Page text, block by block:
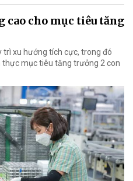
cao cho mục tiêu tăng
trì xu hướng tích cực, trong đó
thực mục tiêu tăng trưởng 2 con